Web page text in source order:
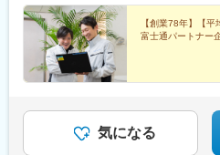
■こんな方にはおススメ！
CADのご経験を活かして開発・
ができる環境を求めて安定した
ベートの両立を希望されてい
いの実現が可能な環境となって
変更の範囲：会社の定める業務
時間外手当は含んでおりません
【創業78年】【平
富士通パートナー
気になる